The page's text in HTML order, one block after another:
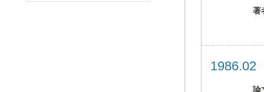
著
論